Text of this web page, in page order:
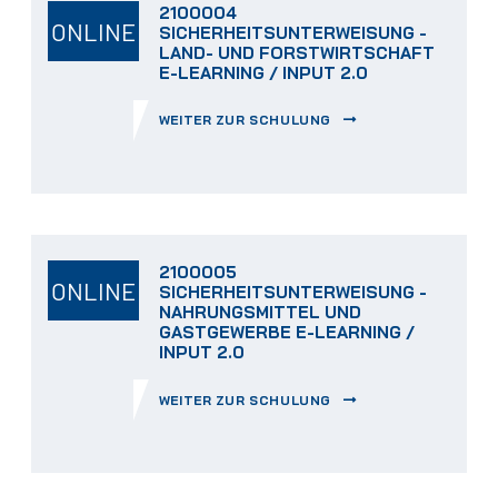
ONLINE
2100004
SICHERHEITSUNTERWEISUNG -
LAND- UND FORSTWIRTSCHAFT
E-LEARNING / INPUT 2.0
WEITER ZUR SCHULUNG
ONLINE
2100005
SICHERHEITSUNTERWEISUNG -
NAHRUNGSMITTEL UND
GASTGEWERBE E-LEARNING /
INPUT 2.0
WEITER ZUR SCHULUNG